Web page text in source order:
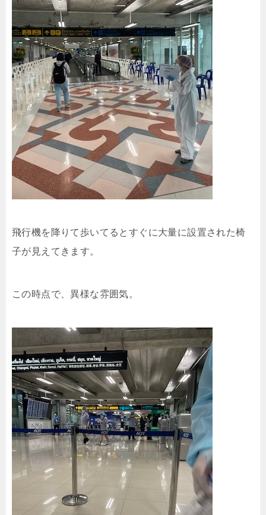
飛行機を降りて歩いてるとすぐに大量に設置された椅
子が見えてきます。
この時点で、異様な雰囲気。